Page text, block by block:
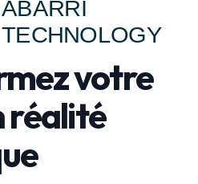
ABARRI
TECHNOLOGY
votre
réalité